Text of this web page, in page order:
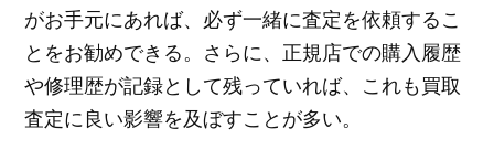
がお手元にあれば、必ず一緒に査定を依頼するこ
とをお勧めできる。さらに、正規店での購入履歴
や修理歴が記録として残っていれば、これも買取
査定に良い影響を及ぼすことが多い。